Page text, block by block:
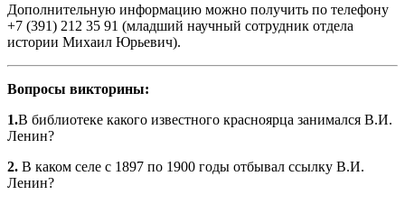
Дополнительную информацию можно получить по телефону
+7 (391) 212 35 91 (младший научный сотрудник отдела
истории Михаил Юрьевич).
Вопросы викторины:
1.В библиотеке какого известного красноярца занимался В.И.
Ленин?
2. В каком селе с 1897 по 1900 годы отбывал ссылку В.И.
Ленин?